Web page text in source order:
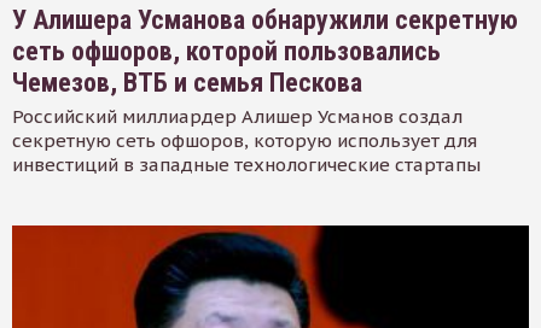
У Алишера Усманова обнаружили секретную
сеть офшоров, которой пользовались
Чемезов, ВТБ и семья Пескова
Российский миллиардер Алишер Усманов создал
секретную сеть офшоров, которую использует для
инвестиций в западные технологические стартапы